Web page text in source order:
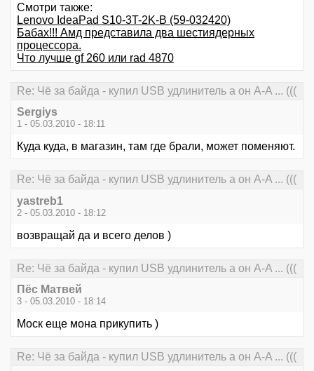
Смотри также:
Lenovo IdeaPad S10-3T-2K-B (59-032420)
Бабах!!! Амд представила два шестиядерных
процессора.
Что лучше gf 260 или rad 4870
Re: Чё за байда - купил USB удлинитель а он А-A ... (((
Sergiys
1 - 05.03.2010 - 18:11
Куда куда, в магазин, там где брали, может поменяют.
Re: Чё за байда - купил USB удлинитель а он А-A ... (((
yastreb1
2 - 05.03.2010 - 18:12
возвращай да и всего делов )
Re: Чё за байда - купил USB удлинитель а он А-A ... (((
Пёс Матвей
3 - 05.03.2010 - 18:14
Моск еще мона прикупить )
Re: Чё за байда - купил USB удлинитель а он А-A ... (((